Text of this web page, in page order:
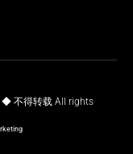
◆ 不得转载 All rights